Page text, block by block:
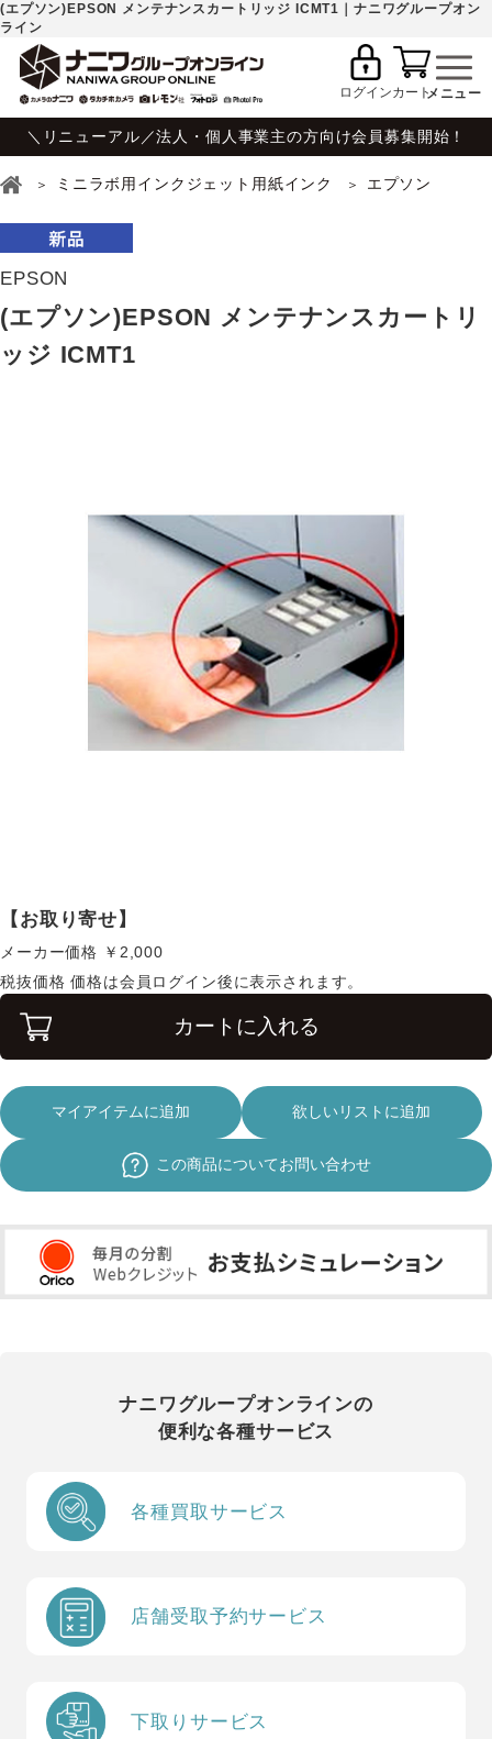
(エプソン)EPSON メンテナンスカートリッジ ICMT1｜ナニワグループオン
ライン
ログインカート
＼リニューアル／法人・個人事業主の方向け会員募集開始！
ミニラボ用インクジェット用紙インク エプソン
EPSON
(エプソン)EPSON メンテナンスカートリ
ッジ ICMT1
【お取り寄せ】
メーカー価格 ￥2,000
税抜価格 価格は会員ログイン後に表示されます。
カートに入れる
マイアイテムに追加 欲しいリストに追加
この商品についてお問い合わせ
ナニワグループオンラインの
便利な各種サービス
各種買取サービス
店舗受取予約サービス
下取りサービス